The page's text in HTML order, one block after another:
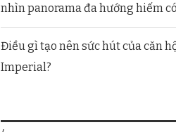
nhìn panorama đa hướng hiếm có
Điều gì tạo nên sức hút của căn
Imperial?